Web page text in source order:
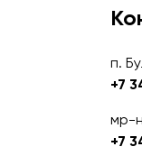
п.
+7
мр-
+7